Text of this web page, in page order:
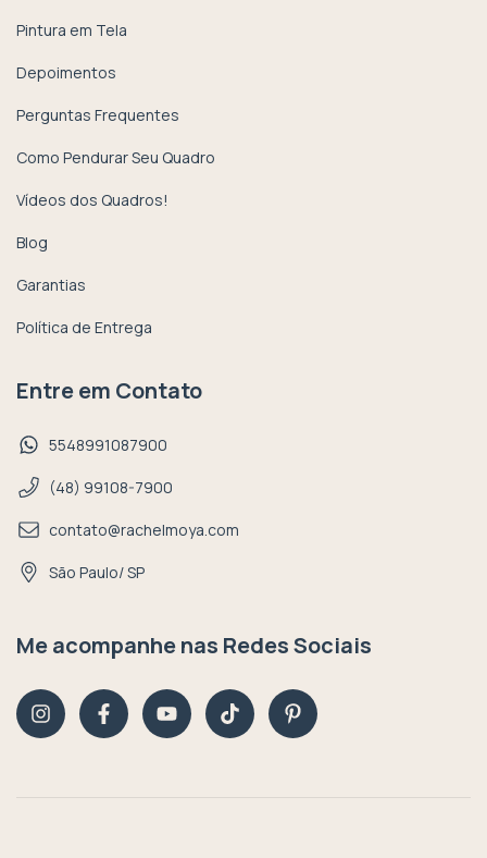
Pintura em Tela
Depoimentos
Perguntas Frequentes
Como Pendurar Seu Quadro
Vídeos dos Quadros!
Blog
Garantias
Política de Entrega
Entre em Contato
5548991087900
(48) 99108-7900
contato@rachelmoya.com
São Paulo/ SP
Me acompanhe nas Redes Sociais